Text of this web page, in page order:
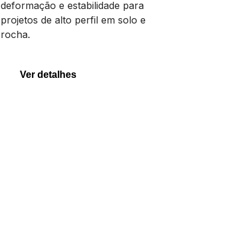
PLAXIS 3D
deformação e estabilidade para
projetos de alto perfil em solo e
rocha.
Ver detalhes